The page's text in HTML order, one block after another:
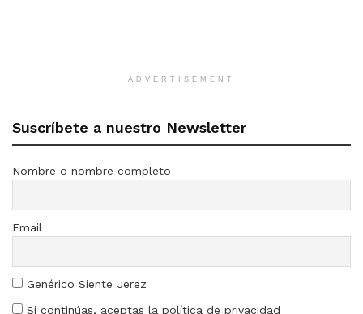
ADVERTISEMENT
Suscríbete a nuestro Newsletter
Nombre o nombre completo
Email
Genérico Siente Jerez
Si continúas, aceptas la política de privacidad